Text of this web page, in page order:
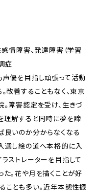
情障害、発達障害（学習
症
声優を目指し頑張って活動
改善することもなく、東京
障害認定を受け、生きづ
理解すると同時に夢を諦
良いのか分からなくなる
選し絵の道へ本格的に入
ストレーターを目指して
。花や月を描くことが好
ことも多い。近年本態性振